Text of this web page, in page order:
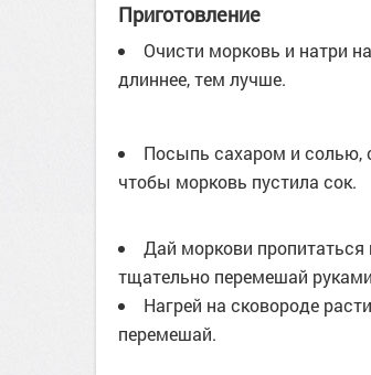
Приготовление
Очисти морковь и натри
длиннее, тем лучше.
Посыпь сахаром и солью,
чтобы морковь пустила сок.
Дай моркови пропитаться
тщательно перемешай
Нагрей на сковороде
перемешай.